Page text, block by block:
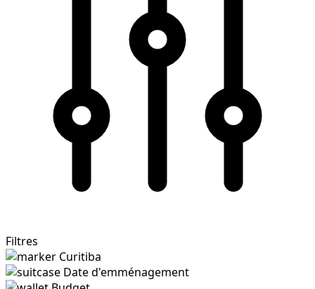
Filtres
Curitiba
Date d'emménagement